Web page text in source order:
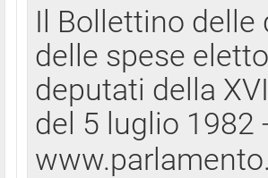
Il Bollettino
delle spese
deputati della
del 5 luglio 1982